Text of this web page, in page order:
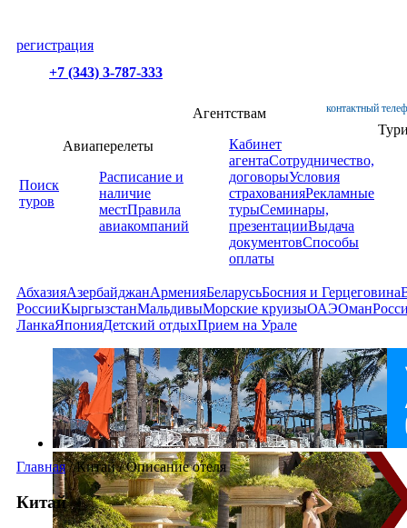
регистрация
+7 (343) 3-787-333
контактный
Поиск
туров
Авиаперелеты
Расписание и
наличие
местПравила
авиакомпаний
Агентствам
Кабинет
агентаСотрудничество,
договорыУсловия
страхованияРекламные
турыСеминары,
презентацииВыдача
документовСпособы
оплаты
АбхазияАзербайджанАрменияБеларусьБосния и Герцеговина
РоссииКыргызстанМальдивыМорские круизыОАЭОман
ЛанкаЯпонияДетский отдыхПрием на Урале
Главная /Китай/Описание отеля
Китай